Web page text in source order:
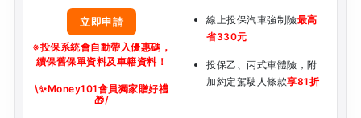
立即申請
※投保系統會自動帶入優惠碼，
續保舊保單資料及車籍資料！
\✨Money101會員獨家贈好禮
🎁/
線上投保汽車強制險最高
省330元
投保乙、丙式車體險，附
加約定駕駛人條款享81折